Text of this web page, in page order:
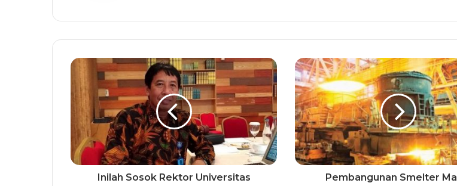
Inilah Sosok Rektor Universitas
Pembangunan Smelter